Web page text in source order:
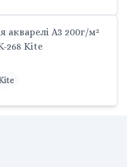
акварелі А3 200г/м²
268 Kite